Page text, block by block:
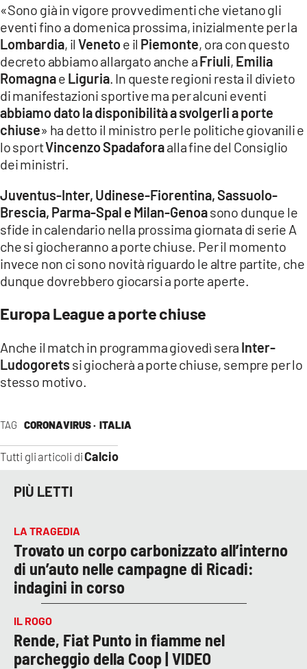
APPLE
TAG CORONAVIRUS · ITALIA
Tutti gli articoli diCalcio
«Sono già in vigore provvedimenti che vietano gli
eventi fino a domenica prossima, inizialmente per la
Lombardia, ilVenetoe il Piemonte, ora con questo
decreto abbiamo allargato anche aFriuli, Emilia
Romagnae Liguria. In queste regioni resta il divieto
di manifestazioni sportive ma per alcuni eventi
abbiamo dato la disponibilità a svolgerli a porte
chiuse» ha detto il ministro per le politiche giovanili e
lo sportVincenzoSpadaforaalla fine del Consiglio
dei ministri.
Juventus-Inter, Udinese-Fiorentina, Sassuolo-
Brescia, Parma-Spal e Milan-Genoasono dunque le
sfide in calendario nella prossima giornata di serie A
che si giocheranno a porte chiuse. Per il momento
invece non ci sono novità riguardo le altre partite, che
dunque dovrebbero giocarsi a porte aperte.
Europa League a porte chiuse
Anche il match in programma giovedì sera Inter-
Ludogorets si giocherà a porte chiuse, sempre per lo
stesso motivo.
PIÙ LETTI
LA TRAGEDIA
Trovato un corpo carbonizzato all’interno
di un’auto nelle campagne di Ricadi:
indagini in corso
IL ROGO
Rende, Fiat Punto in fiamme nel
parcheggio della Coop | VIDEO